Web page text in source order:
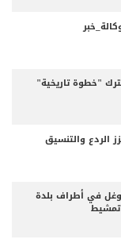
"خطوة تاريخية"
الردع والتنسيق
تتوغل في أطراف بلدة
تمشيط